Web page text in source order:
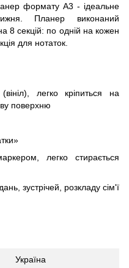
формату A3 - ідеальне
Планер виконаний
8 секцій: по одній на кожен
для нотаток.
легко кріпиться на
поверхню
легко стирається
зустрічей, розкладу сім'ї
Україна